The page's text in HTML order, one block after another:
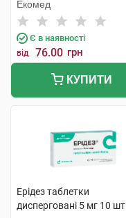
Екомед
Є в наявності
від 76.00 грн
КУПИТИ
Ерідез таблетки
дисперговані 5 мг 10 шт